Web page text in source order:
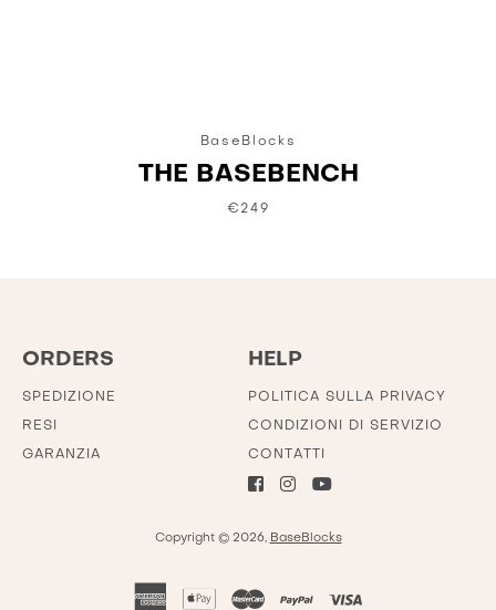
BaseBlocks
THE BASEBENCH
€249
ORDERS
SPEDIZIONE
RESI
GARANZIA
HELP
POLITICA SULLA PRIVACY
CONDIZIONI DI SERVIZIO
CONTATTI
Copyright © 2026, BaseBlocks